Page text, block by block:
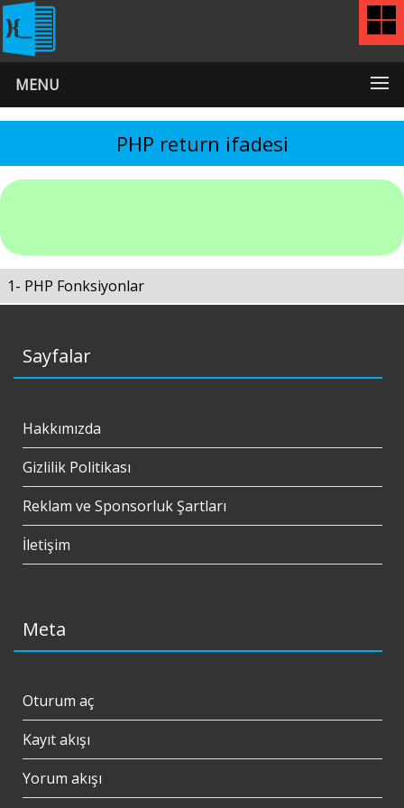
MENU
PHP return ifadesi
1- PHP Fonksiyonlar
Sayfalar
Hakkımızda
Gizlilik Politikası
Reklam ve Sponsorluk Şartları
İletişim
Meta
Oturum aç
Kayıt akışı
Yorum akışı